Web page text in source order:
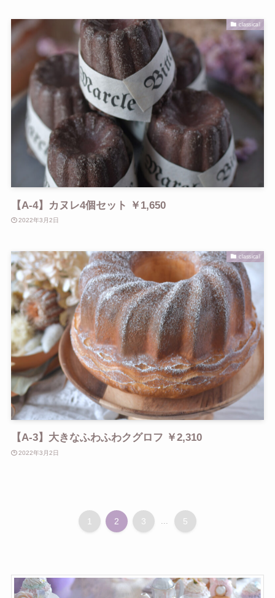
classical
【A-4】カヌレ4個セット ￥1,650
2022年3月2日
classical
【A-3】大きなふわふわクグロフ ￥2,310
2022年3月2日
1 2 3 ... 5